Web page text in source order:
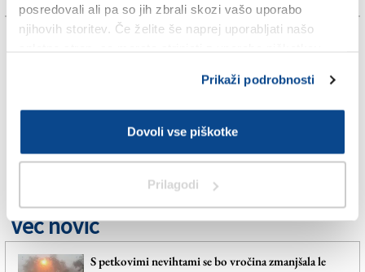
posredovali ali pa so jih zbrali skozi vašo uporabo
njihovih storitev. Če želite še naprej uporabljati našo
Prikaži podrobnosti
Dovoli vse piškotke
Prilagodi
TAGS:
KRONIKA
RAZDRTO
SPLETNO UREDNIŠTVO
Več novic
S petkovimi nevihtami se bo vročina zmanjšala le